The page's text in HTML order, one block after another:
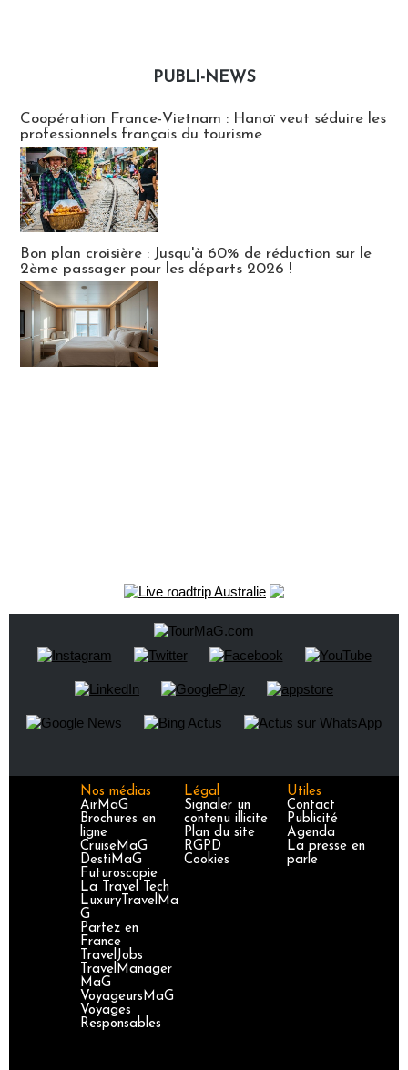
PUBLI-NEWS
Coopération France-Vietnam : Hanoï veut séduire les
professionnels français du tourisme
Bon plan croisière : Jusqu'à 60% de réduction sur le
2ème passager pour les départs 2026 !
Nos médias
AirMaG
Brochures en
ligne
CruiseMaG
DestiMaG
Futuroscopie
La Travel Tech
LuxuryTravelMa
G
Partez en
France
TravelJobs
TravelManager
MaG
VoyageursMaG
Voyages
Responsables
Légal
Signaler un
contenu illicite
Plan du site
RGPD
Cookies
Utiles
Contact
Publicité
Agenda
La presse en
parle